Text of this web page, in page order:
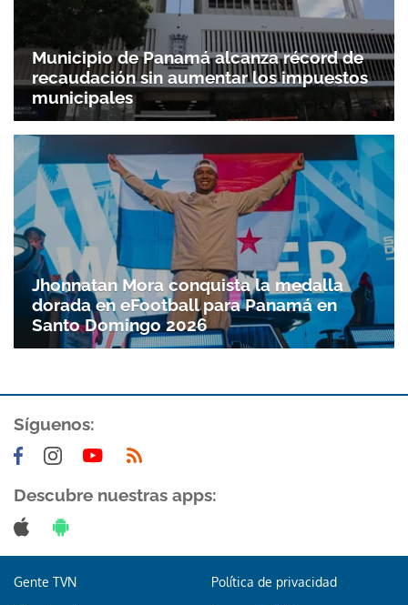
ACEPTAR
Municipio de Panamá alcanza récord de
recaudación sin aumentar los impuestos
municipales
Jhonnatan Mora conquista la medalla
dorada en eFootball para Panamá en
Santo Doming­o 2026
Síguenos:
Descubre nuestras apps:
Gente TVN Política de privacidad